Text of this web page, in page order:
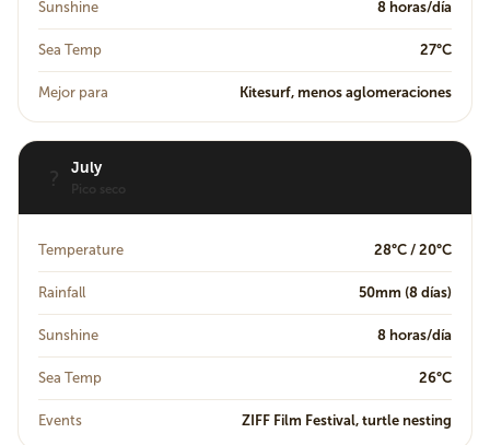
Sunshine 8 horas/día
Sea Temp 27°C
Mejor para Kitesurf, menos aglomeraciones
? July
Pico seco
Temperature 28°C / 20°C
Rainfall 50mm (8 días)
Sunshine 8 horas/día
Sea Temp 26°C
Events ZIFF Film Festival, turtle nesting